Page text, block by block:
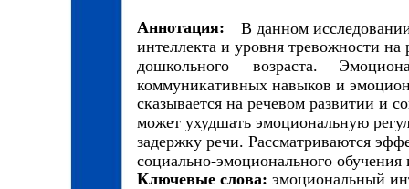
Аннотация:
В данном
интеллекта и уровня тревожности
дошкольного
возраста.
коммуникативных навыков и
сказывается на речевом развитии и
может ухудшать эмоциональную
задержку речи. Рассматриваются
социально-эмоционального
Ключевые слова: эмоциональный